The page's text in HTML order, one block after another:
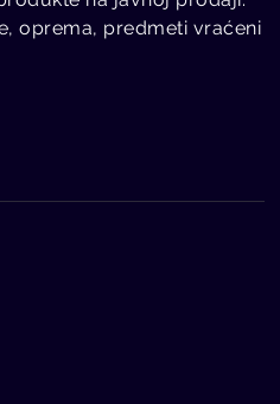
oprema, predmeti vraćeni